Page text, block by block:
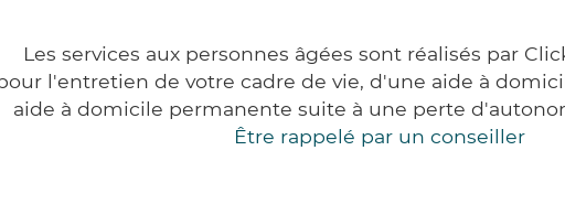
Les services aux personnes âgées sont réalisés par
l'entretien de votre cadre de vie, d'une aide à
aide à domicile permanente suite à une perte
Être rappelé par un conseiller